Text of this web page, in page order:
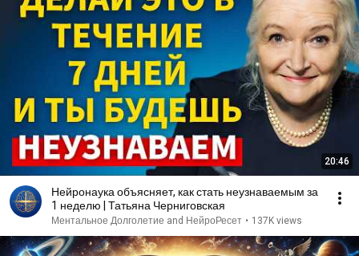
20:46
Нейронаука объясняет, как стать неузнаваемым за
1 неделю | Татьяна Черниговская
Ментальное Долголетие and НейроРесет • 137K views